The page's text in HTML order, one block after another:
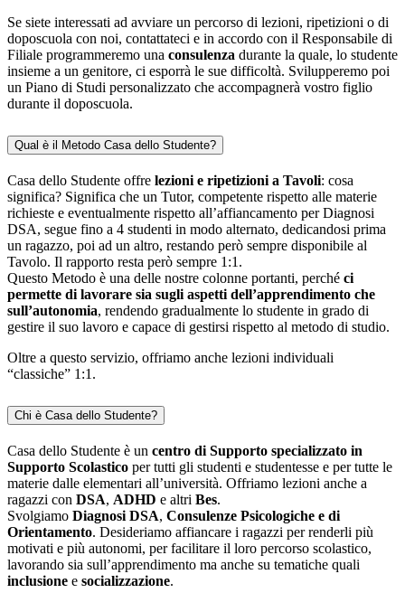
Se siete interessati ad avviare un percorso di lezioni, ripetizioni o di
doposcuola con noi, contattateci e in accordo con il Responsabile di
Filiale programmeremo una consulenza durante la quale, lo studente
insieme a un genitore, ci esporrà le sue difficoltà. Svilupperemo poi
un Piano di Studi personalizzato che accompagnerà vostro figlio
durante il doposcuola.
Qual è il Metodo Casa dello Studente?
Casa dello Studente offre lezioni e ripetizioni a Tavoli: cosa
significa? Significa che un Tutor, competente rispetto alle materie
richieste e eventualmente rispetto all’affiancamento per Diagnosi
DSA, segue fino a 4 studenti in modo alternato, dedicandosi prima
un ragazzo, poi ad un altro, restando però sempre disponibile al
Tavolo. Il rapporto resta però sempre 1:1.
Questo Metodo è una delle nostre colonne portanti, perché ci
permette di lavorare sia sugli aspetti dell’apprendimento che
sull’autonomia, rendendo gradualmente lo studente in grado di
gestire il suo lavoro e capace di gestirsi rispetto al metodo di studio.
Oltre a questo servizio, offriamo anche lezioni individuali
“classiche” 1:1.
Chi è Casa dello Studente?
Casa dello Studente è un centro di Supporto specializzato in
Supporto Scolastico per tutti gli studenti e studentesse e per tutte le
materie dalle elementari all’università. Offriamo lezioni anche a
ragazzi con DSA, ADHD e altri Bes.
Svolgiamo Diagnosi DSA, Consulenze Psicologiche e di
Orientamento. Desideriamo affiancare i ragazzi per renderli più
motivati e più autonomi, per facilitare il loro percorso scolastico,
lavorando sia sull’apprendimento ma anche su tematiche quali
inclusione e socializzazione.